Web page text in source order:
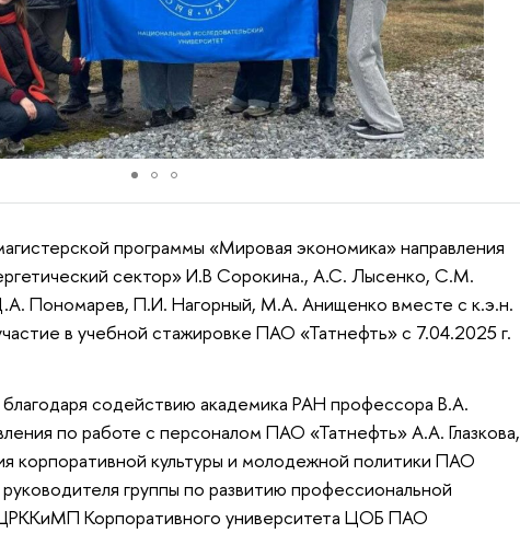
программы «Мировая экономика» направления
сектор» И.В Сорокина., А.С. Лысенко, С.М.
Пономарев, П.И. Нагорный, М.А. Анищенко вместе с к.э.н.
в учебной стажировке ПАО «Татнефть» с 7.04.2025 г.
благодаря содействию академика РАН профессора В.А.
по работе с персоналом ПАО «Татнефть» А.А. Глазкова,
корпоративной культуры и молодежной политики ПАО
руководителя группы по развитию профессиональной
Корпоративного университета ЦОБ ПАО